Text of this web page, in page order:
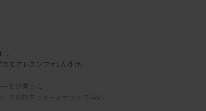
、
モアレスソファ1人掛け。
エが言った